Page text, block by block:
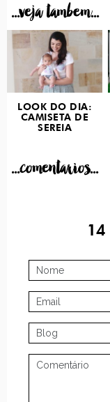
...veja tambem...
LOOK DO DIA:
CAMISETA DE
SEREIA
...comentarios...
14